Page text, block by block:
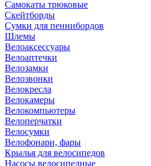
Самокаты трюковые
Скейтборды
Сумки для пеннибордов
Шлемы
Велоаксессуары
Велоаптечки
Велозамки
Велозвонки
Велокресла
Велокамеры
Велокомпьютеры
Велоперчатки
Велосумки
Велофонари, фары
Крылья для велосипедов
Насосы велосипедные